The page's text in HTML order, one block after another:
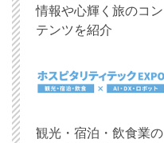
情報や心輝く旅のコン
テンツを紹介
観光・宿泊・飲食業の